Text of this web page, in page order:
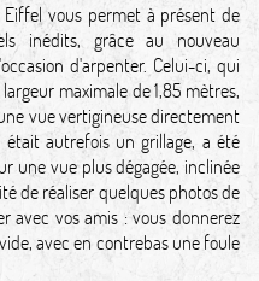
vous permet à présent de
inédits, grâce au nouveau
d'arpenter. Celui-ci, qui
maximale de 1,85 mètres,
vue vertigineusedirectement
autrefois un grillage, a été
une vue plus dégagée, inclinée
de réaliser quelques photos de
avec vos amis : vous donnerez
avec en contrebas une foule